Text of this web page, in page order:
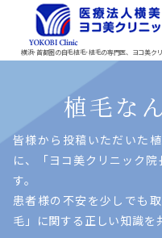
横浜･首都圏の自毛植毛･植毛の専門医、ヨコ美ク
植毛な
皆様から投稿いただいた
に、「ヨコ美クリニック
す。
患者様の不安を少しでも
⽑」に関する正しい知識を